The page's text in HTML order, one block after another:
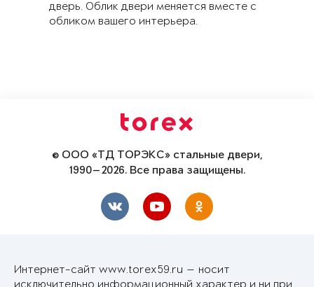
дверь. Облик двери меняется вместе с
обликом вашего интерьера.
© ООО «ТД ТОРЭКС» стальные двери,
1990—2026. Все права защищены.
Интернет-сайт www.torex59.ru — носит